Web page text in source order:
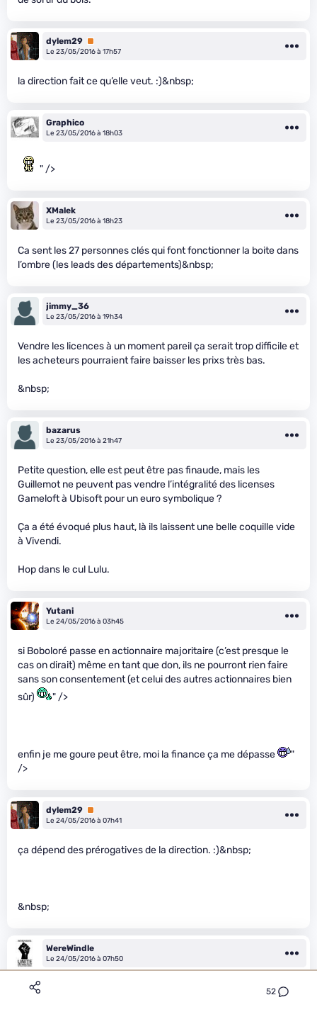
52
dylem29 Premium
Le 23/05/2016 à 17h57
la direction fait ce qu’elle veut. :)&nbsp;
Graphico
Le 23/05/2016 à 18h03
" />
XMalek
Le 23/05/2016 à 18h23
Ca sent les 27 personnes clés qui font fonctionner la boite dans
l’ombre (les leads des départements)&nbsp;
jimmy_36
Le 23/05/2016 à 19h34
Vendre les licences à un moment pareil ça serait trop difficile et
les acheteurs pourraient faire baisser les prixs très bas.
&nbsp;
bazarus
Le 23/05/2016 à 21h47
Petite question, elle est peut être pas finaude, mais les
Guillemot ne peuvent pas vendre l’intégralité des licenses
Gameloft à Ubisoft pour un euro symbolique ?
Ça a été évoqué plus haut, là ils laissent une belle coquille vide
à Vivendi.
Hop dans le cul Lulu.
Yutani
Le 24/05/2016 à 03h45
si Boboloré passe en actionnaire majoritaire (c’est presque le
cas on dirait) même en tant que don, ils ne pourront rien faire
sans son consentement (et celui des autres actionnaires bien
sûr)
" />
enfin je me goure peut être, moi la finance ça me dépasse
"
/>
dylem29 Premium
Le 24/05/2016 à 07h41
ça dépend des prérogatives de la direction. :)&nbsp;
&nbsp;
WereWindle
Le 24/05/2016 à 07h50